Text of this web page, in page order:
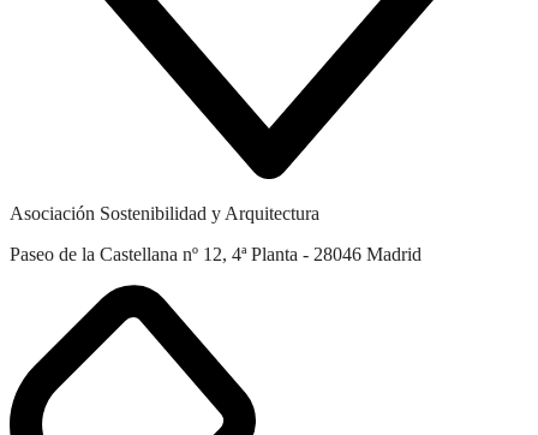
Asociación Sostenibilidad y Arquitectura
Paseo de la Castellana nº 12, 4ª Planta - 28046 Madrid